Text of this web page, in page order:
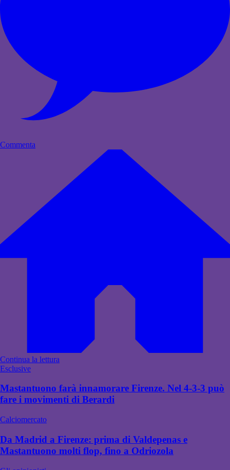
Commenta
Continua la lettura
Esclusive
Mastantuono farà innamorare Firenze. Nel 4-3-3 può
fare i movimenti di Berardi
Calciomercato
Da Madrid a Firenze: prima di Valdepenas e
Mastantuono molti flop, fino a Odriozola